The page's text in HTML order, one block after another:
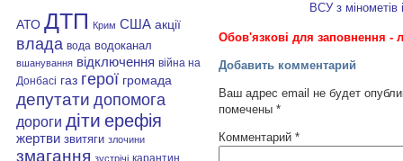
АТО ДТП Крим США акції
влада вода водоканал
вшанування відключення війна на
Донбасі газ герої громада
депутати допомога
дороги діти ерефія
жертви звитяги злочини
змагання зустрічі карантин
ВСУ з мінометів
Обов'язкові для заповнення -
Добавить комментарий
Ваш адрес email не будет
помечены *
Комментарий *